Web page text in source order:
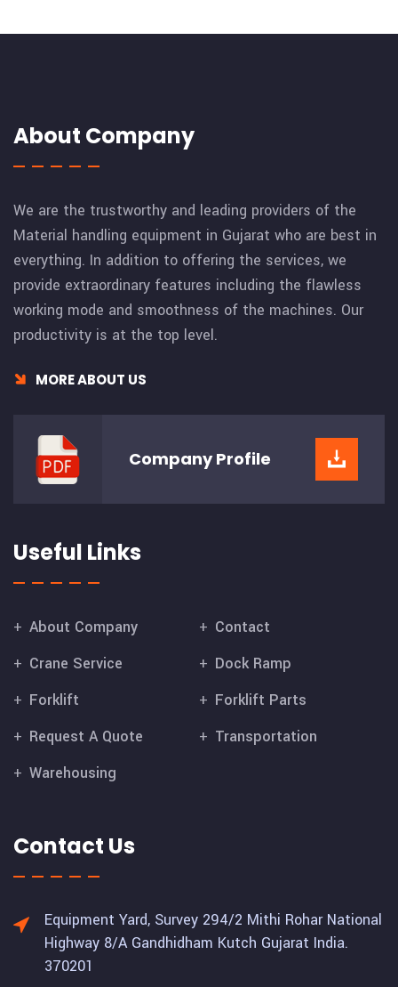
About Company
We are the trustworthy and leading providers of the
Material handling equipment in Gujarat who are best in
everything. In addition to offering the services, we
provide extraordinary features including the flawless
working mode and smoothness of the machines. Our
productivity is at the top level.
MORE ABOUT US
CompanyProfile
Useful Links
About Company
Contact
Crane Service
Dock Ramp
Forklift
Forklift Parts
Request A Quote
Transportation
Warehousing
Contact Us
Equipment Yard, Survey 294/2 Mithi Rohar National
Highway 8/A Gandhidham Kutch Gujarat India.
370201